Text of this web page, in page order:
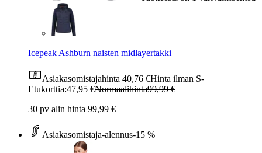
Icepeak Ashburn naisten midlayertakki
Asiakasomistajahinta 40,76 €Hinta ilman S-
Etukorttia:47,95 €Normaalihinta99,99 €
30 pv alin hinta 99,99 €
Asiakasomistaja-alennus-15 %